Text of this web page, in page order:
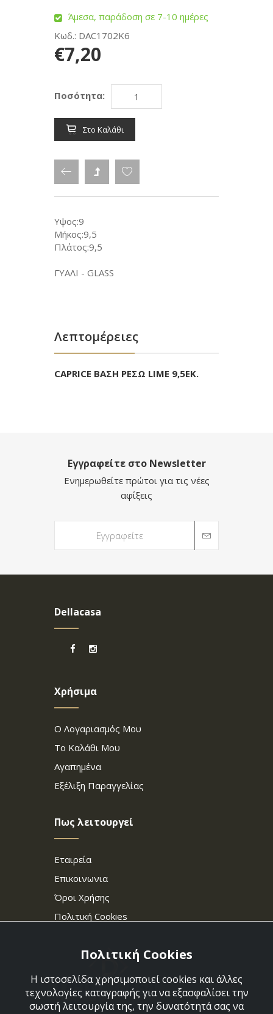
Άμεσα, παράδοση σε 7-10 ημέρες
Κωδ.: DAC1702K6
€7,20
Ποσότητα:
Στο Καλάθι
Υψος:9
Μήκος:9,5
Πλάτος:9,5
ΓΥΑΛΙ - GLASS
Λεπτομέρειες
CAPRICE ΒΑΣΗ ΡΕΣΩ LIME 9,5ΕΚ.
Εγγραφείτε στο Newsletter
Ενημερωθείτε πρώτοι για τις νέες
αφίξεις
Dellacasa
Χρήσιμα
Ο Λογαριασμός Μου
Το Καλάθι Μου
Αγαπημένα
Εξέλιξη Παραγγελίας
Πως λειτουργεί
Εταιρεία
Επικοινωνια
Όροι Χρήσης
Πολιτική Cookies
Πολιτική Cookies
Η ιστοσελίδα χρησιμοποιεί cookies και άλλες
τεχνολογίες καταγραφής για να εξασφαλίσει την
σωστή λειτουργία της, την δυνατότητά σας να